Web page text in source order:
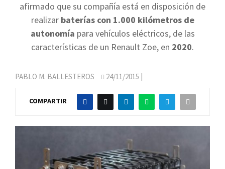
afirmado que su compañía está en disposición de
realizar baterías con 1.000 kilómetros de
autonomía para vehículos eléctricos, de las
características de un Renault Zoe, en 2020.
PABLO M. BALLESTEROS 24/11/2015 |
COMPARTIR